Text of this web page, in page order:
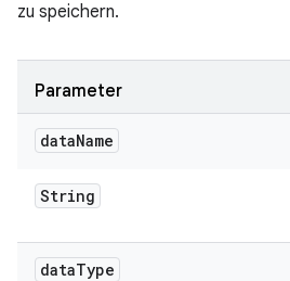
zu speichern.
Parameter
dataName
String
dataType